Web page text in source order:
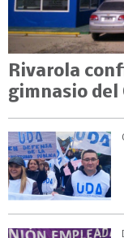
Rivarola
gimnasio del